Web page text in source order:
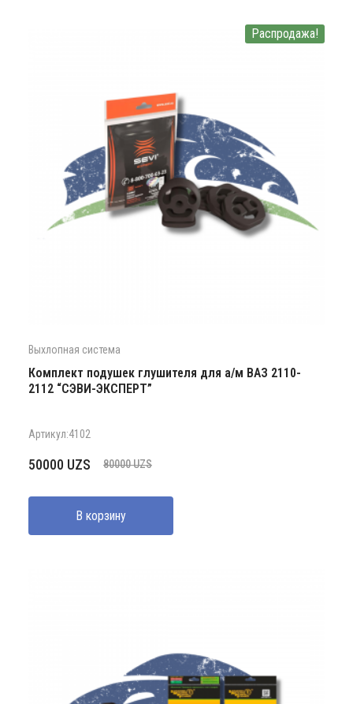
Распродажа!
Выхлопная система
Комплект подушек глушителя для а/м ВАЗ 2110-
2112 “СЭВИ-ЭКСПЕРТ”
Артикул:4102
80000UZS
Первоначальная
составляла
80000 UZS.
50000 UZS
Текущая
50000 UZS.
В корзину